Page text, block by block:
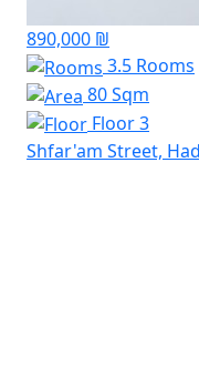
890,000 ₪
3.5 Rooms
80 Sqm
Floor 3
Shfar'am Street,